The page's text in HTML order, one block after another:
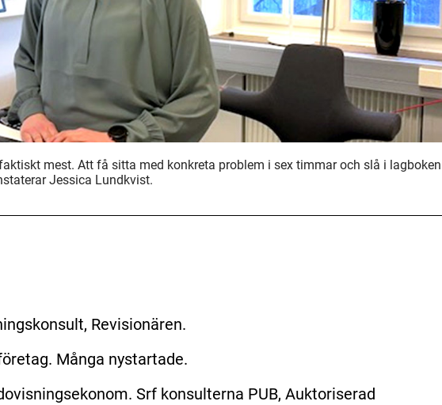
mest. Att få sitta med konkreta problem i sex timmar och slå i
Jessica Lundkvist.
Revisionären.
Många nystartade.
Srf konsulterna PUB, Auktoriserad